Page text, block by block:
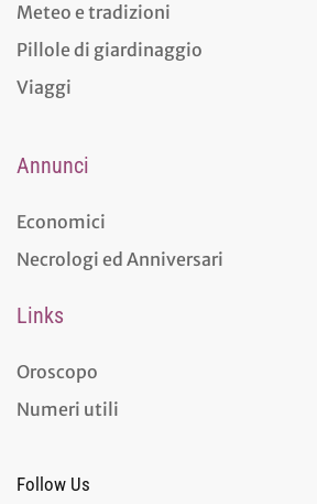
Meteo e tradizioni
Pillole di giardinaggio
Viaggi
Annunci
Economici
Necrologi ed Anniversari
Links
Oroscopo
Numeri utili
Follow Us